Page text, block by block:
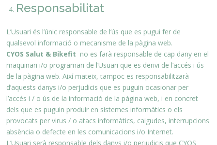
Responsabilitat
L’Usuari és l’únic responsable de l’ús que es pugui fer de
qualsevol informació o mecanisme de la pàgina web.
CYOS Salut & Bikefit no es farà responsable de cap dany en el
maquinari i/o programari de l’Usuari que es derivi de l’accés i ús
de la pàgina web. Així mateix, tampoc es responsabilitzarà
d’aquests danys i/o perjudicis que es puguin ocasionar per
l’accés i / o ús de la informació de la pàgina web, i en concret
dels que es puguin produir en sistemes informàtics o els
provocats per virus / o atacs informàtics, caigudes, interrupcions
absència o defecte en les comunicacions i/o Internet.
L’Usuari serà responsable dels danys i/o perjudicis que CYOS